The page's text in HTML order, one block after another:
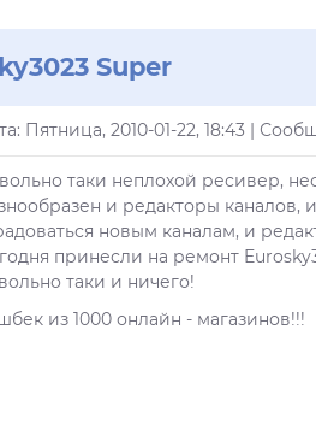
Super
Пятница, 2010-01-22, 18:43 |
таки неплохой ресивер,
и редакторы
новым каналам, и
принесли на ремонт
таки и ничего!
из 1000 онлайн - магазинов!!!